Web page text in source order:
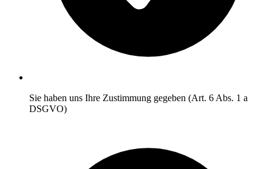
Sie haben uns Ihre Zustimmung gegeben (Art. 6 Abs. 1 a
DSGVO)